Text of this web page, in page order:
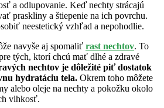
a odlupovanie. Keď nechty strácajú
praskliny a štiepenie na ich povrchu.
neestetický vzhľad a nepohodlie.
navyše aj spomaliť rast nechtov. To
tých, ktorí chcú mať dlhé a zdravé
nechtov je dôležité piť dostatok
hydratáciu tela. Okrem toho môžete
alebo oleje na nechty a pokožku okolo
vlhkosť.